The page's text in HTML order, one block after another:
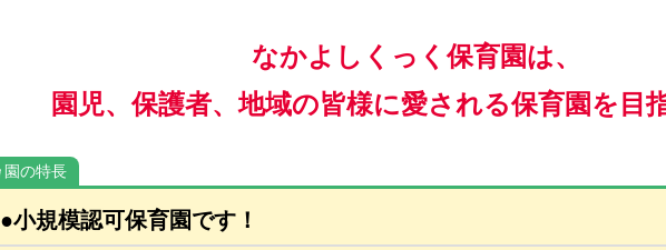
なかよしくっく保育園は、
園児、保護者、地域の皆様に愛される保育園を目
園の特長
●小規模認可保育園です！